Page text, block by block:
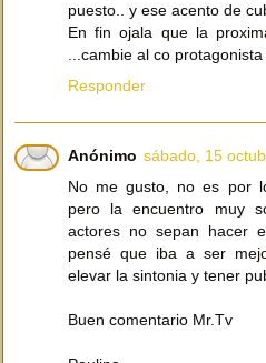
puesto.. y ese acento de
En fin ojala que la
...cambie al co protagonista
Responder
Anónimo sábado, 15
No me gusto, no es por
pero la encuentro muy
actores no sepan hacer
pensé que iba a ser
elevar la sintonia y tener
Buen comentario Mr.Tv